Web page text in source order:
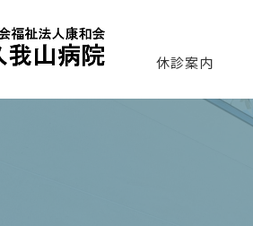
休診案内